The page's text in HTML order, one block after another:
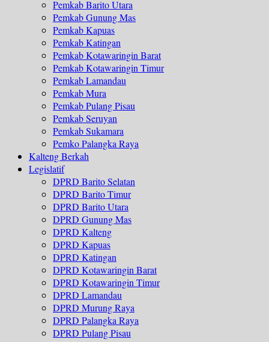
Pemkab Barito Utara
Pemkab Gunung Mas
Pemkab Kapuas
Pemkab Katingan
Pemkab Kotawaringin Barat
Pemkab Kotawaringin Timur
Pemkab Lamandau
Pemkab Mura
Pemkab Pulang Pisau
Pemkab Seruyan
Pemkab Sukamara
Pemko Palangka Raya
Kalteng Berkah
Legislatif
DPRD Barito Selatan
DPRD Barito Timur
DPRD Barito Utara
DPRD Gunung Mas
DPRD Kalteng
DPRD Kapuas
DPRD Katingan
DPRD Kotawaringin Barat
DPRD Kotawaringin Timur
DPRD Lamandau
DPRD Murung Raya
DPRD Palangka Raya
DPRD Pulang Pisau